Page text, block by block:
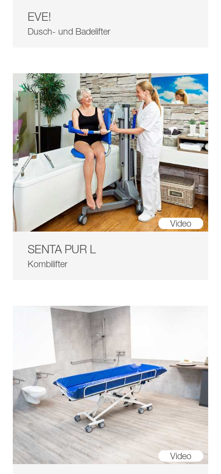
EVE!
Dusch- und Badelifter
Video
SENTA PUR L
Kombilifter
Video